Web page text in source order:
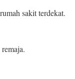
sakit terdekat.